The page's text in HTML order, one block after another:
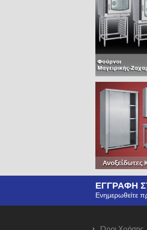
ΕΓΓΡΑΦΗ
Ενημερωθείτε